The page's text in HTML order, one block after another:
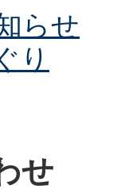
らせ
り
せ